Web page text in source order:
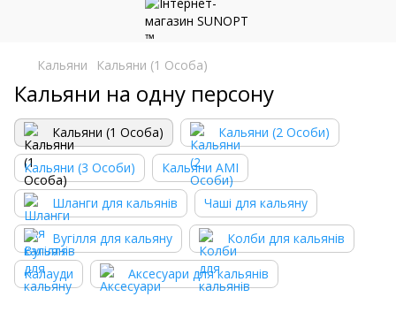
Кальяни Кальяни (1 Особа)
Кальяни на одну персону
Кальяни (1 Особа) Кальяни (2 Особи)
Кальяни (3 Особи) Кальяни AMI
Шланги для кальянів Чаші для кальяну
Вугілля для кальяну Колби для кальянів
Калауди Аксесуари для кальянів